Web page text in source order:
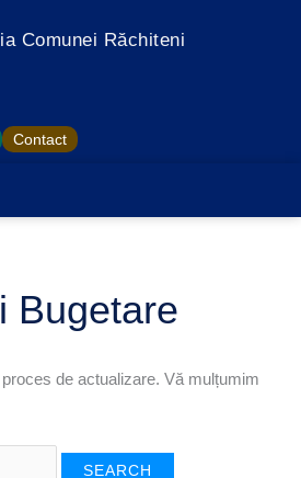
Comunei Răchiteni
Contact
Bugetare
de actualizare. Vă mulțumim